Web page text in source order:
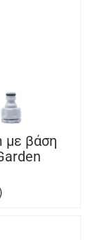
με βάση